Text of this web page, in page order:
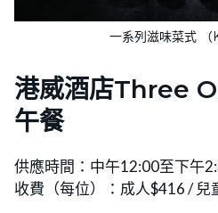
一系列滋味菜式 （
港威酒店Three
午餐
供應時間：中午12:00至下午
收費（每位）：成人$416 / 兒